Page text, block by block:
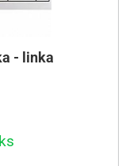
- linka